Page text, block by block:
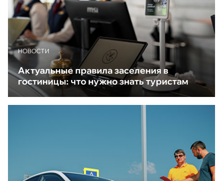
НОВОСТИ
Актуальные правила заселения в
гостиницы: что нужно знать туристам